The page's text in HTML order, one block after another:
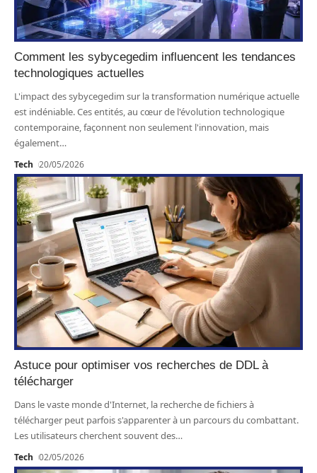
Comment les sybycegedim influencent les tendances
technologiques actuelles
L'impact des sybycegedim sur la transformation numérique actuelle
est indéniable. Ces entités, au cœur de l'évolution technologique
contemporaine, façonnent non seulement l'innovation, mais
également…
Tech 20/05/2026
Astuce pour optimiser vos recherches de DDL à
télécharger
Dans le vaste monde d'Internet, la recherche de fichiers à
télécharger peut parfois s'apparenter à un parcours du combattant.
Les utilisateurs cherchent souvent des…
Tech 02/05/2026